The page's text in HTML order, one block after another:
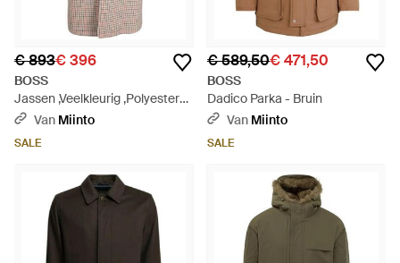
€ 893€ 396
BOSS
Jassen ,Veelkleurig ,Polyester
Dejam Houndstooth Jas - Bruin
Van Miinto
SALE
€ 589,50€ 471,50
BOSS
Dadico Parka - Bruin
Van Miinto
SALE